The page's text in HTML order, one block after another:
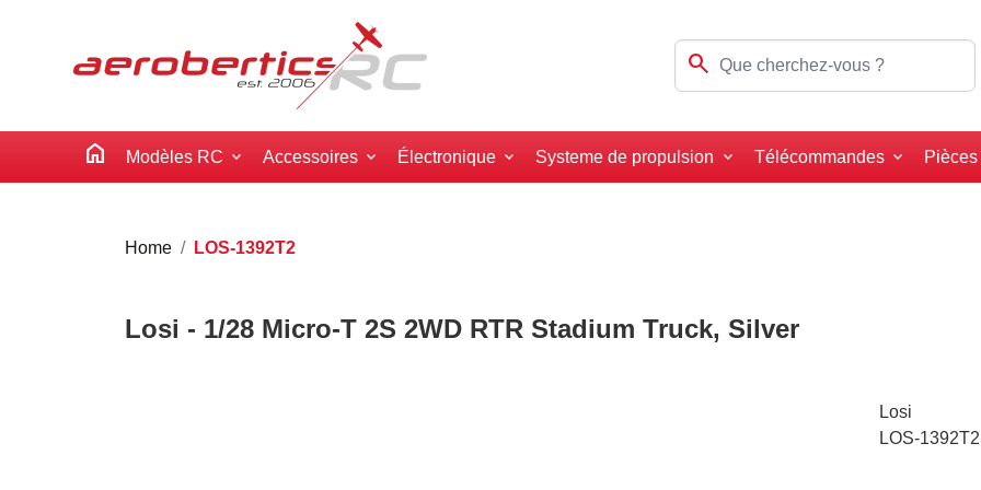
search
home Modèles RC Accessoires Électronique Systeme de propulsion Télécommandes
Home LOS-1392T2
Losi - 1/28 Micro-T 2S 2WD RTR Stadium Truck, Silver
Losi
LOS-1392T2